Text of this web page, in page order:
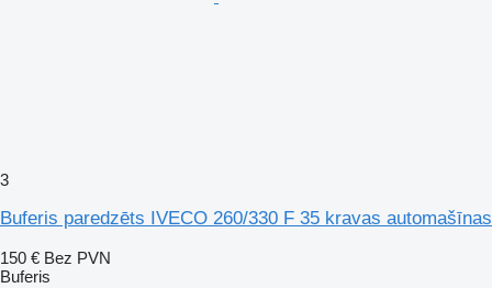
3
Buferis paredzēts IVECO 260/330 F 35 kravas automašīnas
150 € Bez PVN
Buferis